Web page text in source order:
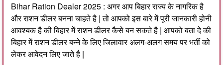
Bihar Ration Dealer 2025 : अगर आप बिहार राज्य के नागरिक है
और राशन डीलर बनना चाहते है | तो आपको इस बारे में पूरी जानकारी होनी
आवश्यक है की बिहार में राशन डीलर कैसे बन सकते है | आपको बता दे की
बिहार में राशन डीलर बन्ने के लिए जिलावार अलग-अलग समय पर भर्ती को
लेकर आवेदन लिए जाते है |